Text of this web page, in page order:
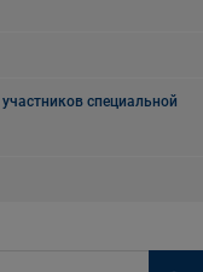
специальной